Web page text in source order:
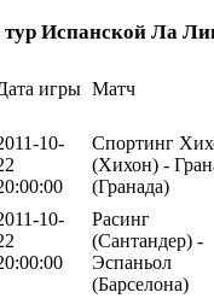
тур Испанской Ла
игры Матч
10-
Спортинг
(Хихон) -
(Гранада)
10-
Расинг
(Сантандер) -
Эспаньол
(Барселона)